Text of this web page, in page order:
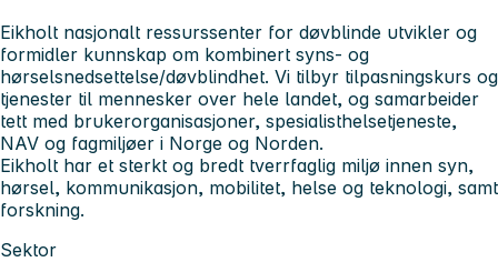
Eikholt nasjonalt ressurssenter for døvblinde utvikler og
formidler kunnskap om kombinert syns- og
hørselsnedsettelse/døvblindhet. Vi tilbyr tilpasningskurs og
tjenester til mennesker over hele landet, og samarbeider
tett med brukerorganisasjoner, spesialisthelsetjeneste,
NAV og fagmiljøer i Norge og Norden.
Eikholt har et sterkt og bredt tverrfaglig miljø innen syn,
hørsel, kommunikasjon, mobilitet, helse og teknologi, samt
forskning.
Sektor